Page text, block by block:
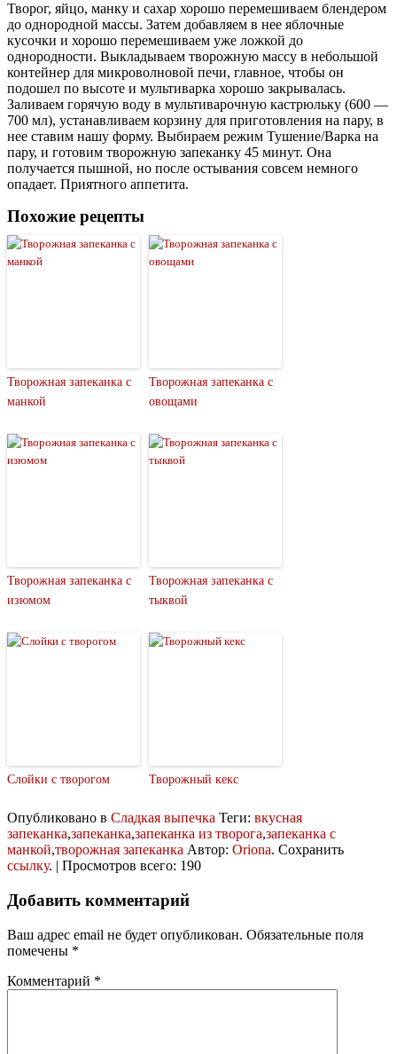
Творог, яйцо, манку и сахар хорошо перемешиваем блендером
до однородной массы. Затем добавляем в нее яблочные
кусочки и хорошо перемешиваем уже ложкой до
однородности. Выкладываем творожную массу в небольшой
контейнер для микроволновой печи, главное, чтобы он
подошел по высоте и мультиварка хорошо закрывалась.
Заливаем горячую воду в мультиварочную кастрюльку (600 —
700 мл), устанавливаем корзину для приготовления на пару, в
нее ставим нашу форму. Выбираем режим Тушение/Варка на
пару, и готовим творожную запеканку 45 минут. Она
получается пышной, но после остывания совсем немного
опадает. Приятного аппетита.
Похожие рецепты
Творожная запеканка с
манкой
Творожная запеканка с
овощами
Творожная запеканка с
изюмом
Творожная запеканка с
тыквой
Слойки с творогом Творожный кекс
Опубликовано в Сладкая выпечка Теги: вкусная
запеканка,запеканка,запеканка из творога,запеканка с
манкой,творожная запеканка Автор: Oriona. Сохранить
ссылку. | Просмотров всего: 190
Добавить комментарий
Ваш адрес email не будет опубликован. Обязательные поля
помечены *
Комментарий *